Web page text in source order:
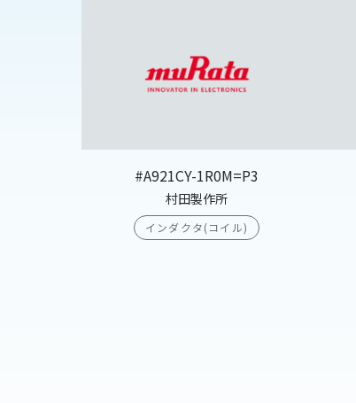
#A921CY-1R0M=P3
村田製作所
インダクタ(コイル)